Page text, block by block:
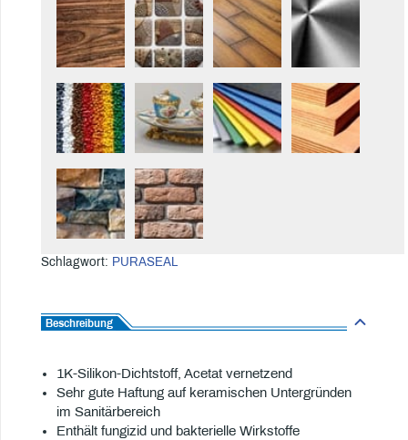
Schlagwort: PURASEAL
Beschreibung
1K-Silikon-Dichtstoff, Acetat vernetzend
Sehr gute Haftung auf keramischen Untergründen
im Sanitärbereich
Enthält fungizid und bakterielle Wirkstoffe